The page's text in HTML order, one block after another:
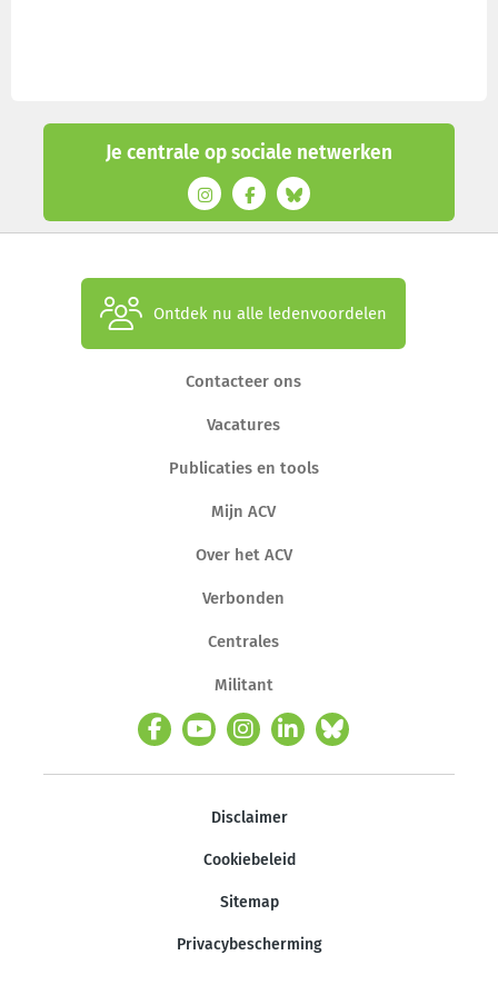
Je centrale op sociale netwerken
Ontdek nu alle ledenvoordelen
Contacteer ons
Vacatures
Publicaties en tools
Mijn ACV
Over het ACV
Verbonden
Centrales
Militant
Disclaimer
Cookiebeleid
Sitemap
Privacybescherming